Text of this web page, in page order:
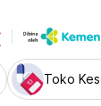
Toko